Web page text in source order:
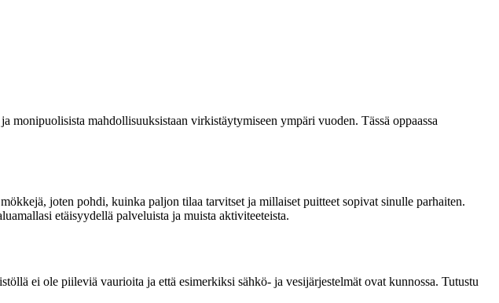
mahdollisuuksistaan virkistäytymiseen ympäri vuoden. Tässä oppaassa
joten pohdi, kuinka paljon tilaa tarvitset ja millaiset puitteet sopivat sinulle parhaiten.
etäisyydellä palveluista ja muista aktiviteeteista.
ei ole piileviä vaurioita ja että esimerkiksi sähkö- ja vesijärjestelmät ovat kunnossa. Tutustu